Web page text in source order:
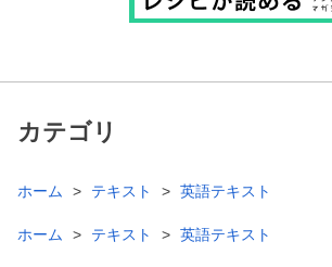
カテゴリ
ホーム テキスト 英語テキスト
ホーム テキスト 英語テキスト